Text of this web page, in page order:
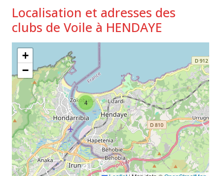
Localisation et adresses des
clubs de Voile à HENDAYE
4
+
−